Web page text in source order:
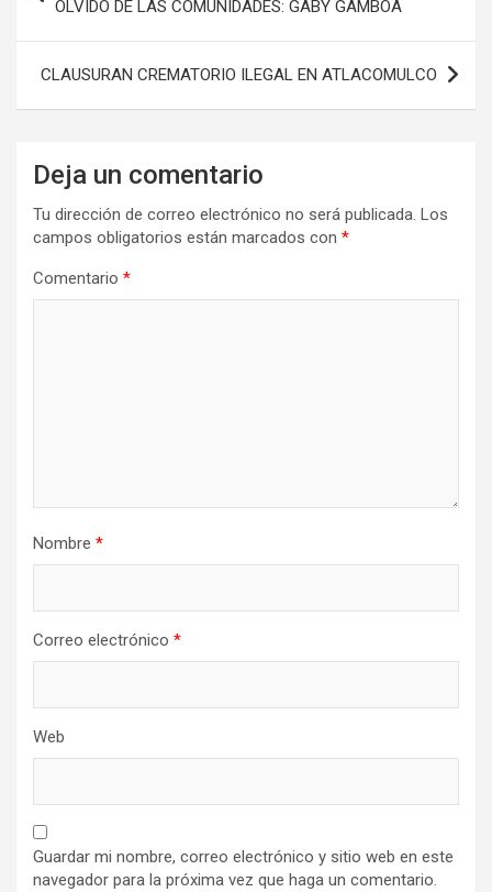
entradas
OLVIDO DE LAS COMUNIDADES: GABY GAMBOA
CLAUSURAN CREMATORIO ILEGAL EN ATLACOMULCO
Deja un comentario
Tu dirección de correo electrónico no será publicada. Los
campos obligatorios están marcados con *
Comentario *
Nombre *
Correo electrónico *
Web
Guardar mi nombre, correo electrónico y sitio web en este
navegador para la próxima vez que haga un comentario.